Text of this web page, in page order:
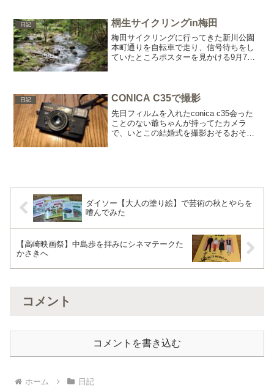
肥やしと化していた断捨離も兼ねて洋服
を整理した際、ち...
日記 桐生サイクリングin梅田
梅田サイクリングに行ってきた新川公園
本町通りを自転車で走り、信号待ちをし
ていたところポスターを見かける9月7日
思うくらい子供達が大集...
日記 CONICA C35で撮影
先日フィルムを入れたconica c35会った
ことのない爺ちゃんが持ってたカメラ
で、いとこの結婚式を撮影おそるおそる
ダイソー【大人の塗り絵】で芸術の秋とやらを
嗜んでみた
【高崎映画祭】中島歩を拝みにシネマテークた
かさきへ
コメント
コメントを書き込む
ホーム 日記